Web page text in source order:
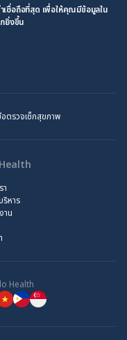
ชื่อถือที่สุด เพื่อให้คุณมีข้อมูลใน
ยิ่งขึ้น
ตรวจเช็กสุขภาพ
า
ริหาร
าน
Health